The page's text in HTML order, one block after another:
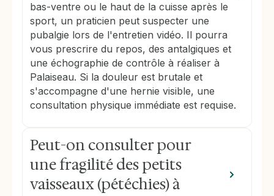
bas-ventre ou le haut de la cuisse après le
sport, un praticien peut suspecter une
pubalgie lors de l'entretien vidéo. Il pourra
vous prescrire du repos, des antalgiques et
une échographie de contrôle à réaliser à
Palaiseau. Si la douleur est brutale et
s'accompagne d'une hernie visible, une
consultation physique immédiate est requise.
Peut-on consulter pour
une fragilité des petits
vaisseaux (pétéchies) à